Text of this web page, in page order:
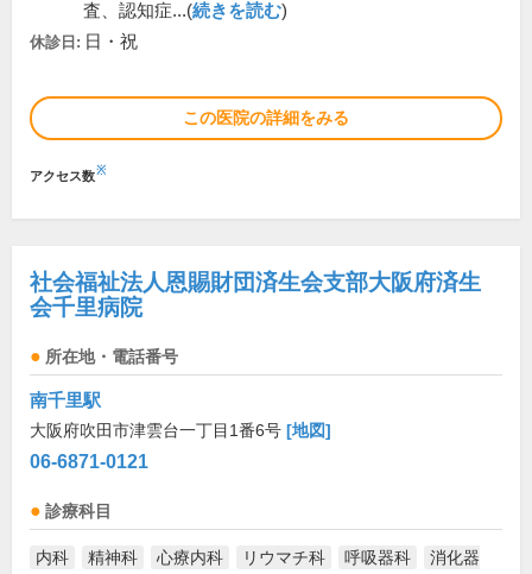
査、認知症...(続きを読む)
休診日: 日・祝
この医院の詳細をみる
アクセス数※
社会福祉法人恩賜財団済生会支部大阪府済生
会千里病院
所在地・電話番号
南千里駅
大阪府吹田市津雲台一丁目1番6号 [地図]
06-6871-0121
診療科目
内科 精神科 心療内科 リウマチ科 呼吸器科
消化器